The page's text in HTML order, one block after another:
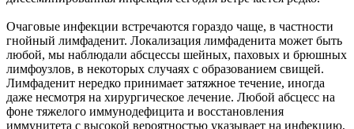
Очаговые инфекции встречаются гораздо чаще, в частности
гнойный лимфаденит. Локализация лимфаденита может быть
любой, мы наблюдали абсцессы шейных, паховых и брюшных
лимфоузлов, в некоторых случаях с образованием свищей.
Лимфаденит нередко принимает затяжное течение, иногда
даже несмотря на хирургическое лечение. Любой абсцесс на
фоне тяжелого иммунодефицита и восстановления
иммунитета с высокой вероятностью указывает на инфекцию,